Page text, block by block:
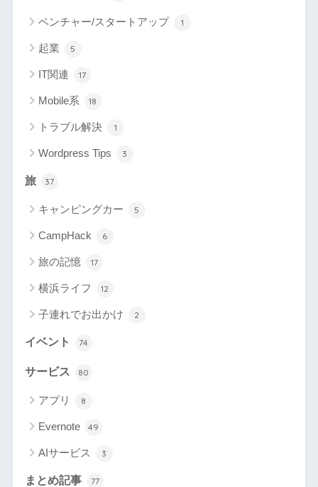
ベンチャー/スタートアップ 1
起業 5
IT関連 17
Mobile系 18
トラブル解決 1
Wordpress Tips 3
旅 37
キャンピングカー 5
CampHack 6
旅の記憶 17
横浜ライフ 12
子連れでお出かけ 2
イベント 74
サービス 80
アプリ 8
Evernote 49
AIサービス 3
まとめ記事 77